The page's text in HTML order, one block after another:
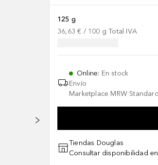
125 g
36,63 € / 100 g Total IVA
Online: En stock
Envío
Marketplace MRW
Tiendas Douglas
Consultar disponibilidad